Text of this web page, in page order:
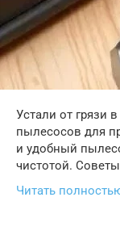
Устали от грязи
пылесосов для
и удобный
чистотой.
Читать